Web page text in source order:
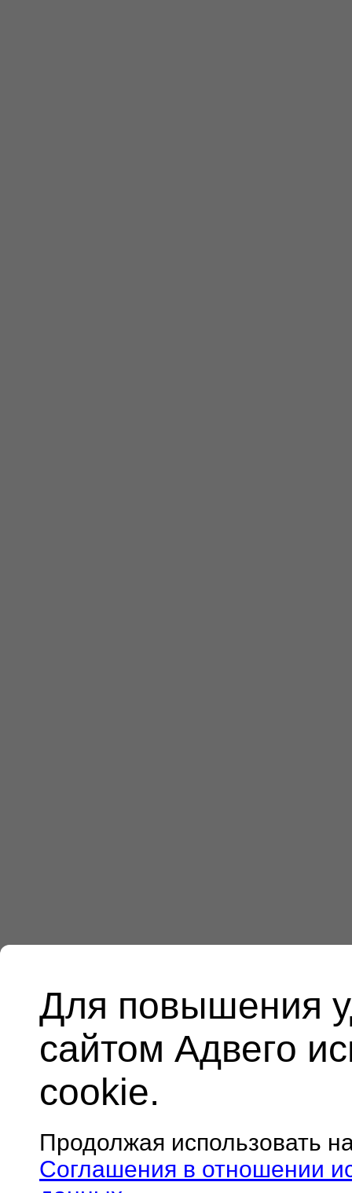
Для повышения
сайтом Адвего
cookie.
Продолжая использовать
Соглашения в отношении